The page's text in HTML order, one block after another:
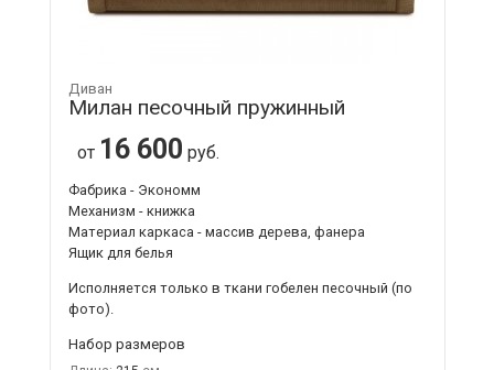
Диван
Милан песочный пружинный
от 16 600 руб.
Фабрика - Экономм
Механизм - книжка
Материал каркаса - массив дерева, фанера
Ящик для белья
Исполняется только в ткани гобелен песочный (по
фото).
Набор размеров